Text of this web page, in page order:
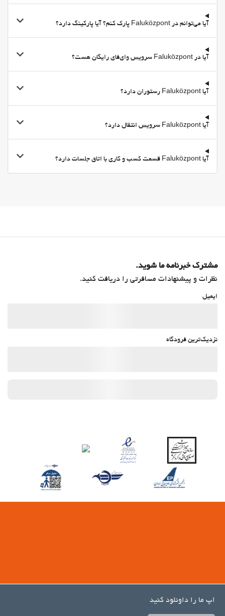
وای-فای
وای‌فای در تمامی بخش‌ها در دسترس است
وای‌فای رایگان
اینترنت
فروشگاه‌ها
آیا می‌توانم در Faluközpont پارک کنم؟ آیا پارکینگ دارد؟
آیا در Faluközpont سرویس وای‌فای رایگان هست؟
آیا Faluközpont رستوران دارد؟
آیا Faluközpont سرویس انتقال دارد؟
آیا Faluközpont قسمت کسب و کاری با اتاق جلسات دارد؟
مشترک خبرنامه ما شوید.
نظرات و پیشنهادات مسافرتی را دریافت کنید.
ایمیل
نزدیک‌ترین فرودگاه
اپ ما را داونلود کنید